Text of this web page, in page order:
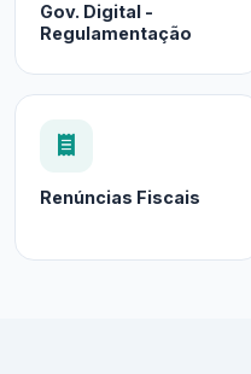
Gov. Digital -
Regulamentação
Renúncias Fiscais